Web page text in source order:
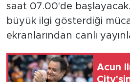
saat 07.00'de
büyük ilgi gösterdiği
ekranlarından canlı
Acun